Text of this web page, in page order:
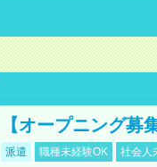
【オープニング募
派遣 職種未経験OK 社会人